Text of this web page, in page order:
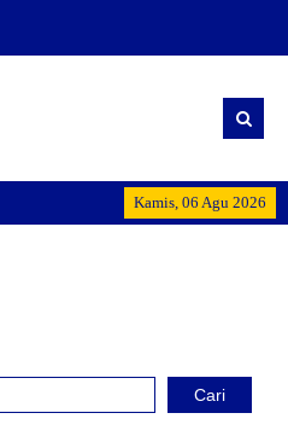
Kamis, 06 Agu 2026
Selamat Datang di
Cari